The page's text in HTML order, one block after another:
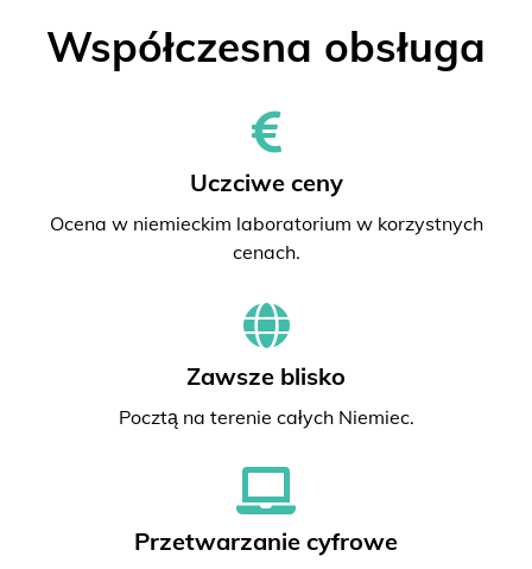
Współczesna obsługa
Uczciwe ceny
Ocena w niemieckim laboratorium w korzystnych
cenach.
Zawsze blisko
Pocztą na terenie całych Niemiec.
Przetwarzanie cyfrowe